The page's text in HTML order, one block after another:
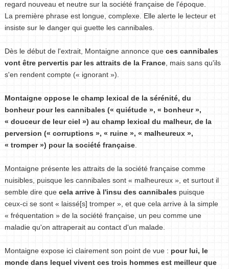
regard nouveau et neutre sur la société française de l'époque.
La première phrase est longue, complexe. Elle alerte le lecteur et
insiste sur le danger qui guette les cannibales.
Dès le début de l'extrait, Montaigne annonce que ces cannibales
vont être pervertis par les attraits de la France , mais sans qu'ils
s'en rendent compte (« ignorant »).
Montaigne oppose le champ lexical de la sérénité, du
bonheur pour les cannibales (« quiétude », « bonheur »,
« douceur de leur ciel ») au champ lexical du malheur, de la
perversion (« corruptions », « ruine », « malheureux »,
« tromper ») pour la société française
Montaigne présente les attraits de la société française comme
nuisibles, puisque les cannibales sont « malheureux », et surtout il
semble dire que cela arrive à l'insu des cannibales puisque
ceux-ci se sont « laissé[s] tromper », et que cela arrive à la simple
« fréquentation » de la société française, un peu comme une
maladie qu'on attraperait au contact d'un malade.
Montaigne expose ici clairement son point de vue : pour lui, le
monde dans lequel vivent ces trois hommes est meilleur que